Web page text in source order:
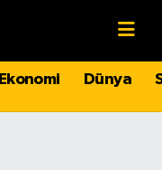
Ekonomi Dünya